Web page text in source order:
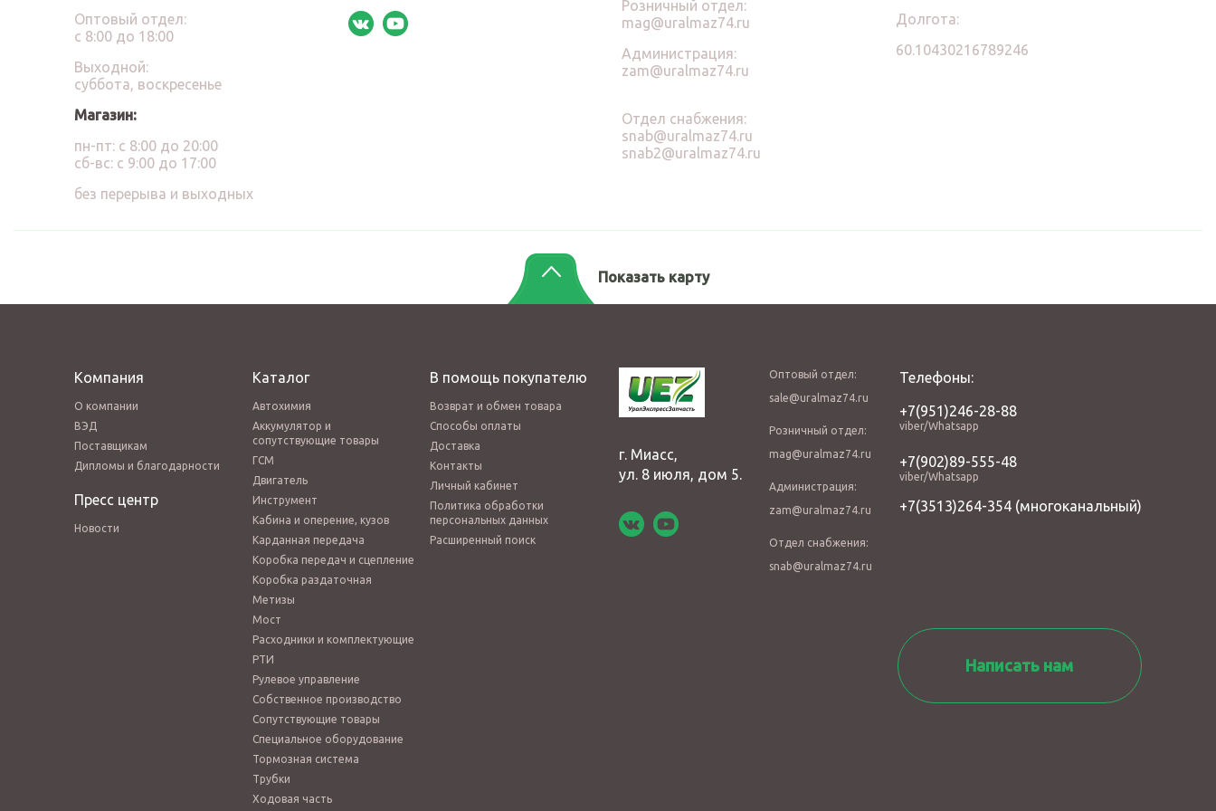
Оптовый отдел:
с 8:00 до 18:00
Выходной:
суббота, воскресенье
Магазин:
пн-пт: с 8:00 до 20:00
сб-вс: с 9:00 до 17:00
без перерыва и выходных
Розничный отдел:
mag@uralmaz74.ru
Администрация:
zam@uralmaz74.ru
Отдел снабжения:
snab@uralmaz74.ru
snab2@uralmaz74.ru
Долгота:
60.10430216789246
Показать карту
Компания
О компании
ВЭД
Поставщикам
Дипломы и благодарности
Пресс центр
Новости
Каталог
Автохимия
Аккумулятор и
сопутствующие товары
ГСМ
Двигатель
Инструмент
Кабина и оперение, кузов
Карданная передача
Коробка передач и сцепление
Коробка раздаточная
Метизы
Мост
Расходники и комплектующие
РТИ
Рулевое управление
Собственное производство
Сопутствующие товары
Специальное оборудование
Тормозная система
Трубки
Ходовая часть
В помощь покупателю
Возврат и обмен товара
Способы оплаты
Доставка
Контакты
Личный кабинет
Политика обработки
персональных данных
Расширенный поиск
г. Миасс,
ул. 8 июля, дом 5.
Оптовый отдел:
sale@uralmaz74.ru
Розничный отдел:
mag@uralmaz74.ru
Администрация:
zam@uralmaz74.ru
Отдел снабжения:
snab@uralmaz74.ru
Телефоны:
+7(951)246-28-88
viber/Whatsapp
+7(902)89-555-48
viber/Whatsapp
+7(3513)264-354(многоканальный)
Написать нам